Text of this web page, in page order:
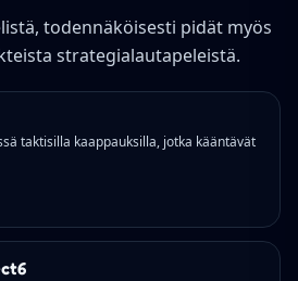
todennäköisesti pidät myös
strategialautapeleistä.
taktisilla kaappauksilla, jotka kääntävät